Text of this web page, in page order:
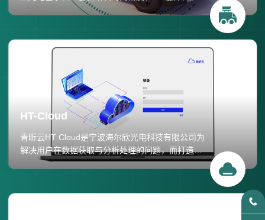
析仪开发的完整溯源监测解决方案。系统采用量子
式，结合GPS定位和气象数据，运用高斯羽流扩散
反演模型，实现大气氨及温室气体排放源的精准溯
源与排放强度定量评估，为农业、工业及环保领域
减污降碳提供科学数据支撑。
HT-Cloud
青昕云HT Cloud是宁波海尔欣光电科技有限公司为
解决用户在数据获取与分析处理的问题，而打造的
一款高效数据服务平台。我们专注于提供站点数据